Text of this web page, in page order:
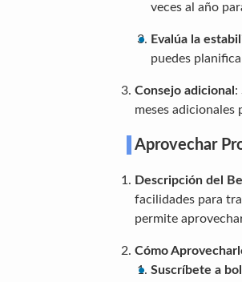
veces al año
Evalúa la
puedes
Consejo adicional :
meses
Aprovechar
Descripción del
facilidades para
permite
Cómo
Suscríbete a